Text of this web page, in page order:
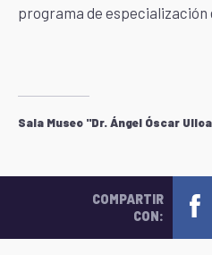
programa de especialización
Sala Museo "Dr. Ángel Óscar
COMPARTIR
CON: